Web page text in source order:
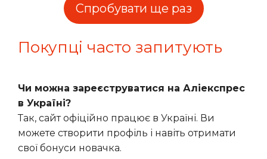
Спробувати ще раз
Покупці часто запитують
Чи можна зареєструватися на Аліекспрес
в Україні?
Так, сайт офіційно працює в Україні. Ви
можете створити профіль і навіть отримати
свої бонуси новачка.